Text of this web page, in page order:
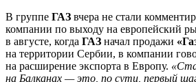
В группе ГАЗ вчера не стали
компании по выходу на европейский
в августе, когда ГАЗ начал продажи
на территории Сербии, в компании
на расширение экспорта в Европу.
на Балканах — это, по сути, первый